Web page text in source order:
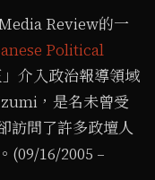
Review的一
Political
介入政治報導領域
，是名未曾受
訪問了許多政壇人
(09/16/2005 –